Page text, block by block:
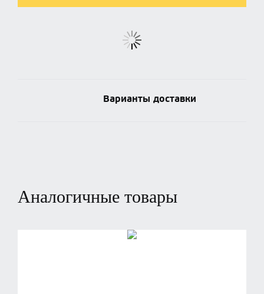
Варианты доставки
Аналогичные товары